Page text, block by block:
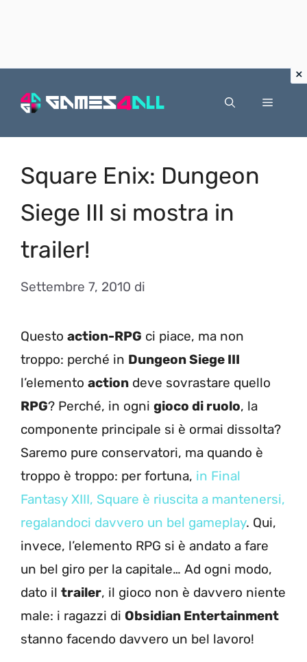
Menu
Square Enix: Dungeon
Siege III si mostra in
trailer!
Settembre 7, 2010 di
Questo action-RPG ci piace, ma non
troppo: perché in Dungeon Siege III
l’elemento action deve sovrastare quello
RPG? Perché, in ogni gioco di ruolo, la
componente principale si è ormai dissolta?
Saremo pure conservatori, ma quando è
troppo è troppo: per fortuna, in Final
Fantasy XIII, Square è riuscita a mantenersi,
regalandoci davvero un bel gameplay. Qui,
invece, l’elemento RPG si è andato a fare
un bel giro per la capitale… Ad ogni modo,
dato il trailer, il gioco non è davvero niente
male: i ragazzi di Obsidian Entertainment
stanno facendo davvero un bel lavoro!